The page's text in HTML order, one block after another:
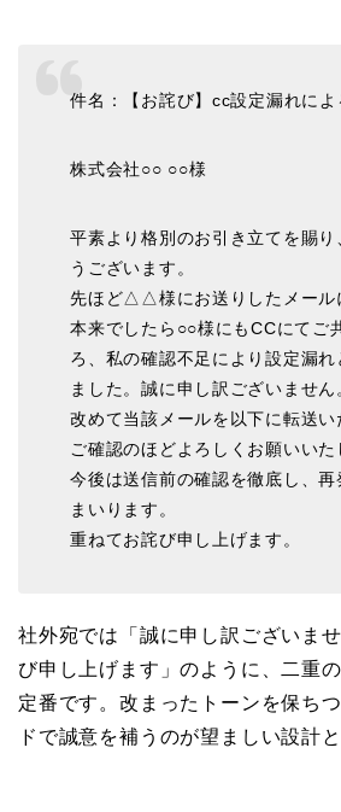
件名：【お詫び】cc設定漏れに
株式会社○○ ○○様
平素より格別のお引き立てを賜り
うございます。
先ほど△△様にお送りしたメール
本来でしたら○○様にもCCにてご
ろ、私の確認不足により設定漏
ました。誠に申し訳ございません
改めて当該メールを以下に転送い
ご確認のほどよろしくお願いいた
今後は送信前の確認を徹底し、再
まいります。
重ねてお詫び申し上げます。
社外宛では「誠に申し訳ございま
び申し上げます」のように、二重
定番です。改まったトーンを保ち
ドで誠意を補うのが望ましい設計と